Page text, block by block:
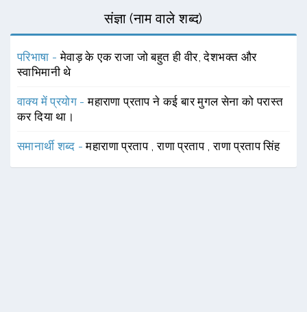
संज्ञा (नाम वाले शब्द)
परिभाषा -मेवाड़ के एक राजा जो बहुत ही वीर, देशभक्त और
स्वाभिमानी थे
वाक्य में प्रयोग -महाराणा प्रताप ने कई बार मुगल सेना को परास्त
कर दिया था।
समानार्थी शब्द -महाराणा प्रताप ,राणा प्रताप ,राणा प्रताप सिंह